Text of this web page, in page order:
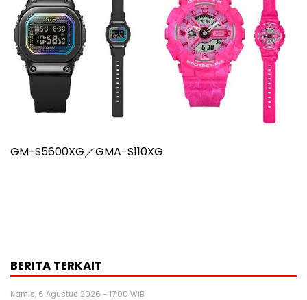
GM-S5600XG／GMA-S110XG
BERITA TERKAIT
Kamis, 6 Agustus 2026 - 17:00 WIB